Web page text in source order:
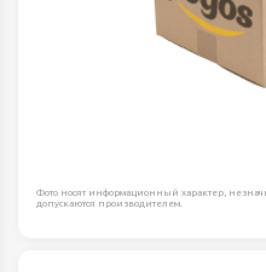
Фото носят информационный характер,
допускаются производителем.